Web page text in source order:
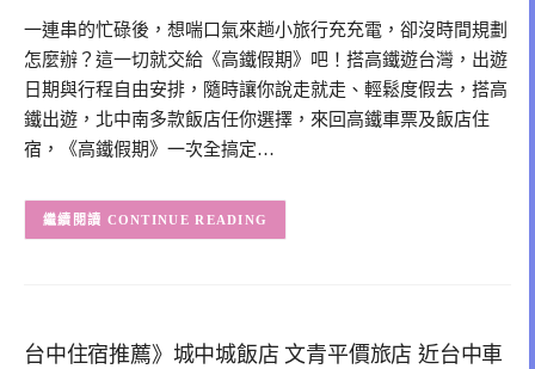
一連串的忙碌後，想喘口氣來趟小旅行充充電，卻沒時間規劃
怎麼辦？這一切就交給《高鐵假期》吧！搭高鐵遊台灣，出遊
日期與行程自由安排，隨時讓你說走就走、輕鬆度假去，搭高
鐵出遊，北中南多款飯店任你選擇，來回高鐵車票及飯店住
宿，《高鐵假期》一次全搞定…
CONTINUE READING
台中住宿推薦》城中城飯店 文青平價旅店 近台中車